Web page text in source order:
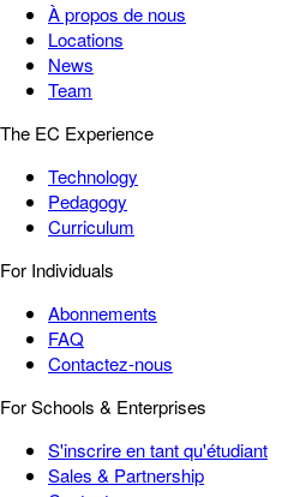
À propos de nous
Locations
News
Team
The EC Experience
Technology
Pedagogy
Curriculum
For Individuals
Abonnements
FAQ
Contactez-nous
For Schools & Enterprises
S'inscrire en tant qu'étudiant
Sales & Partnership